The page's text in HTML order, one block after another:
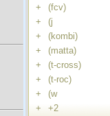
+
(fcv)
+
(j
+
(kombi)
+
(matta)
+
(t-cross)
+
(t-roc)
+
(w
+
+2